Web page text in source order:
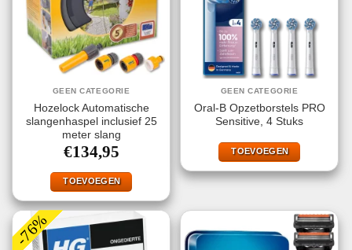
GEEN CATEGORIE
Hozelock Automatische
slangenhaspel inclusief 25
meter slang
€134,95
TOEVOEGEN
GEEN CATEGORIE
Oral-B Opzetborstels PRO
Sensitive, 4 Stuks
TOEVOEGEN
-76%